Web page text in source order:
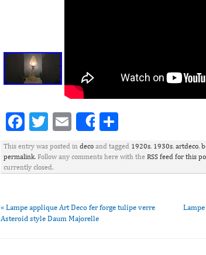
Facebook
Twitter
EmailShare
This entry was posted in deco and tagged 1920s, 1930s, artdeco,
permalink. Follow any comments here with the RSS feed for this
currently closed.
« Lampe applique Art Deco fer forge tulipe verre
Asteroid style Daum Majorelle